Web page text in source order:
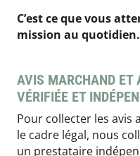
C’est ce que vous
mission au quotidien.
AVIS MARCHAND ET
VÉRIFIÉE ET
Pour collecter les avis
le cadre légal, nous
un prestataire